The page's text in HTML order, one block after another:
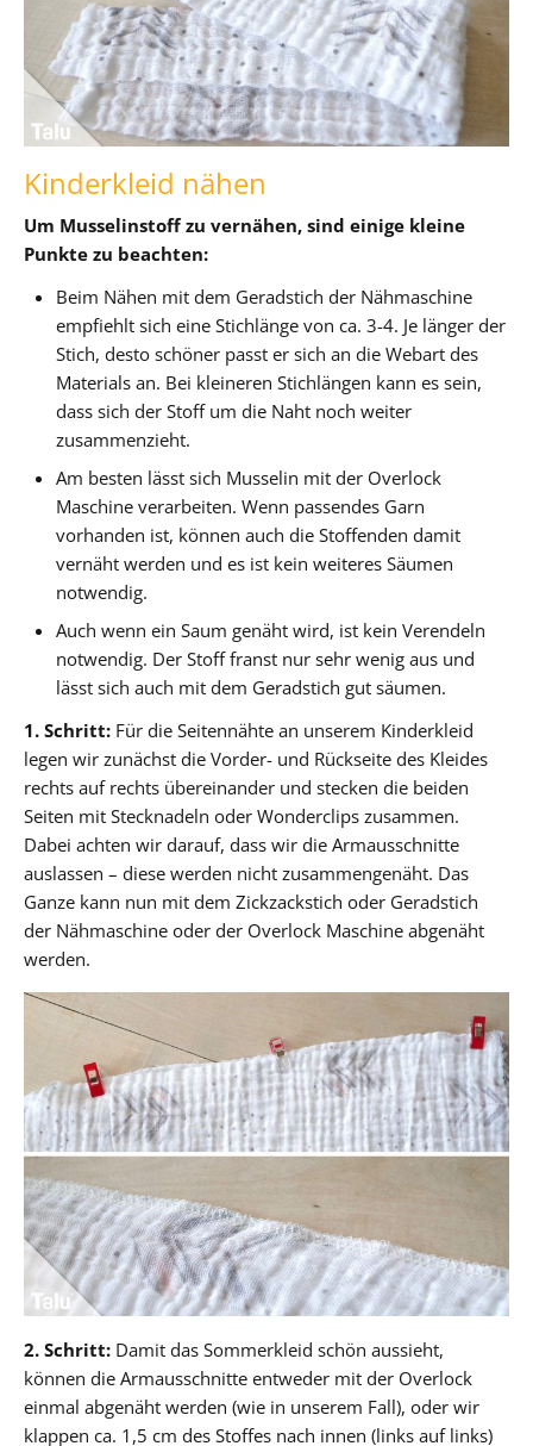
Kinderkleid nähen
Um Musselinstoff zu vernähen, sind einige kleine
Punkte zu beachten:
Beim Nähen mit dem Geradstich der Nähmaschine
empfiehlt sich eine Stichlänge von ca. 3-4. Je länger der
Stich, desto schöner passt er sich an die Webart des
Materials an. Bei kleineren Stichlängen kann es sein,
dass sich der Stoff um die Naht noch weiter
zusammenzieht.
Am besten lässt sich Musselin mit der Overlock
Maschine verarbeiten. Wenn passendes Garn
vorhanden ist, können auch die Stoffenden damit
vernäht werden und es ist kein weiteres Säumen
notwendig.
Auch wenn ein Saum genäht wird, ist kein Verendeln
notwendig. Der Stoff franst nur sehr wenig aus und
lässt sich auch mit dem Geradstich gut säumen.
1. Schritt: Für die Seitennähte an unserem Kinderkleid
legen wir zunächst die Vorder- und Rückseite des Kleides
rechts auf rechts übereinander und stecken die beiden
Seiten mit Stecknadeln oder Wonderclips zusammen.
Dabei achten wir darauf, dass wir die Armausschnitte
auslassen – diese werden nicht zusammengenäht. Das
Ganze kann nun mit dem Zickzackstich oder Geradstich
der Nähmaschine oder der Overlock Maschine abgenäht
werden.
2. Schritt: Damit das Sommerkleid schön aussieht,
können die Armausschnitte entweder mit der Overlock
einmal abgenäht werden (wie in unserem Fall), oder wir
klappen ca. 1,5 cm des Stoffes nach innen (links auf links)